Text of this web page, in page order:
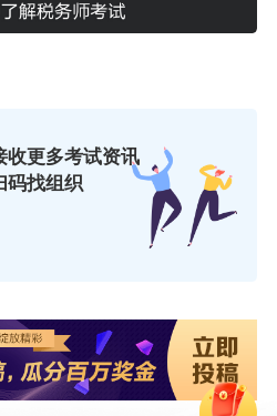
收更多考试资讯
码找组织